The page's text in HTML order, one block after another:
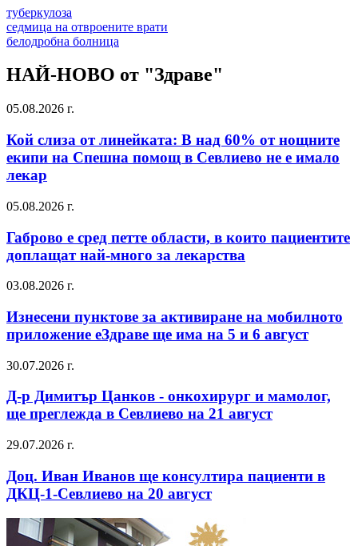
туберкулоза
седмица на отвроените врати
белодробна болница
НАЙ-НОВО от "Здраве"
05.08.2026 г.
Кой слиза от линейката: В над 60% от нощните
екипи на Спешна помощ в Севлиево не е имало
лекар
05.08.2026 г.
Габрово е сред петте области, в които пациентите
доплащат най-много за лекарства
03.08.2026 г.
Изнесени пунктове за активиране на мобилното
приложение еЗдраве ще има на 5 и 6 август
30.07.2026 г.
Д-р Димитър Цанков - онкохирург и мамолог,
ще преглежда в Севлиево на 21 август
29.07.2026 г.
Доц. Иван Иванов ще консултира пациенти в
ДКЦ-1-Севлиево на 20 август